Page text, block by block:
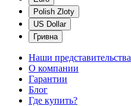
Polish Zloty
US Dollar
Гривна
Наши представительства
О компании
Гарантии
Блог
Где купить?